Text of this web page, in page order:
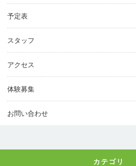
予定表
スタッフ
アクセス
体験募集
お問い合わせ
カテゴリ